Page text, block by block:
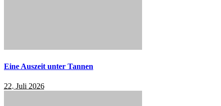
Eine Auszeit unter Tannen
22. Juli 2026